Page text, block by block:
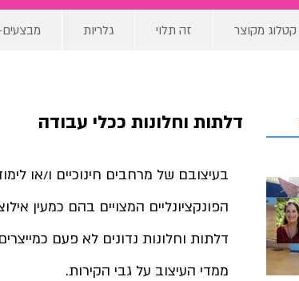
גלריות זה תלוי קטלוג מקוצר
דלתות וחלונות ככלי עבודה
בעיצובם של מרחבים חינוכיים ו/או
הפונקציונליים המצויים בהם כמעין
דלתות וחלונות נדונים לא פעם
ממדי העיצוב על גבי הקירות.